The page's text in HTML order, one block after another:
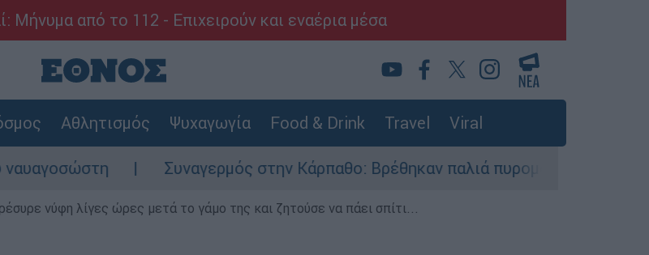
από το 112 - Επιχειρούν και εναέρια μέσα
Αθλητισμός Ψυχαγωγία Food & Drink Travel Viral
Συναγερμός στην Κάρπαθο: Βρέθηκαν παλιά πυρομαχικά στο Αρδάνι -
νύφη λίγες ώρες μετά το γάμο της και ζητούσε να πάει σπίτι...